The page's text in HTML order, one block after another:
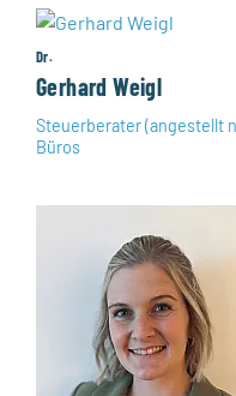
Dr.
Gerhard Weigl
Steuerberater (angestellt
Büros